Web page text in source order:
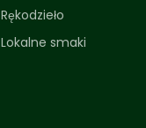
Rękodzieło
Lokalne smaki